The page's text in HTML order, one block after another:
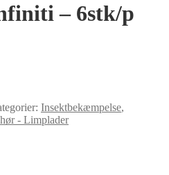
– 6stk/p
Insektbekæmpelse,
- Limplader